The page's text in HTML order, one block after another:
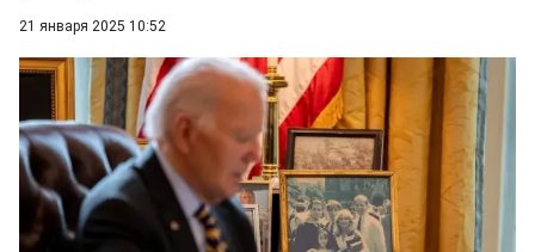
21 января 2025 10:52